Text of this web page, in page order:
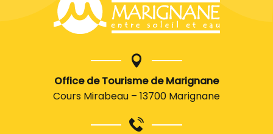
Office de Tourisme de Marignane
Cours Mirabeau – 13700 Marignane